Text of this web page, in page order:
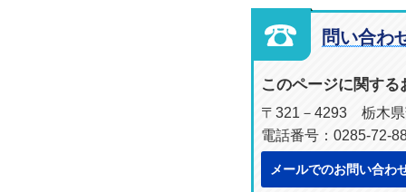
問い合わ
このページに関する
〒321－4293 栃木県
電話番号：0285-72-
メールでのお問い合わ